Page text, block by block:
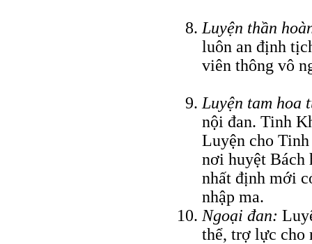
Luyện thần
luôn an định
viên thông vô
Luyện tam hoa
nội đan. Tinh
Luyện cho
nơi huyệt Bách
nhất định mới
nhập ma.
Ngoại đan:
thể, trợ lực cho